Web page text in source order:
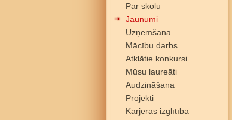
Par skolu
Jaunumi
Uzņemšana
Mācību darbs
Atklātie konkursi
Mūsu laureāti
Audzināšana
Projekti
Karjeras izglītība